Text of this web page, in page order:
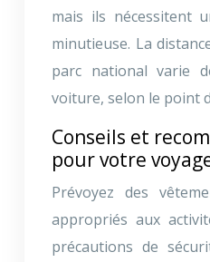
mais ils nécessitent
minutieuse. La
parc national varie
voiture, selon le point
Conseils et
pour votre
Prévoyez des
appropriés aux
précautions de